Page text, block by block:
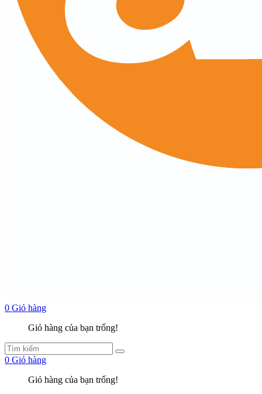
0 Giỏ hàng
Giỏ hàng của bạn trống!
0 Giỏ hàng
Giỏ hàng của bạn trống!